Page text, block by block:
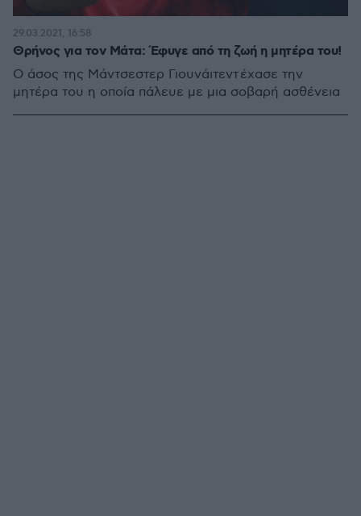
Θρήνος για τον Μάτα: Έφυγε από τη ζωή η μητέρα του!
Ο άσος της Μάντσεστερ Γιουνάιτεντ έχασε την
μητέρα του η οποία πάλευε με μια σοβαρή ασθένεια
29.03.2021, 16:58